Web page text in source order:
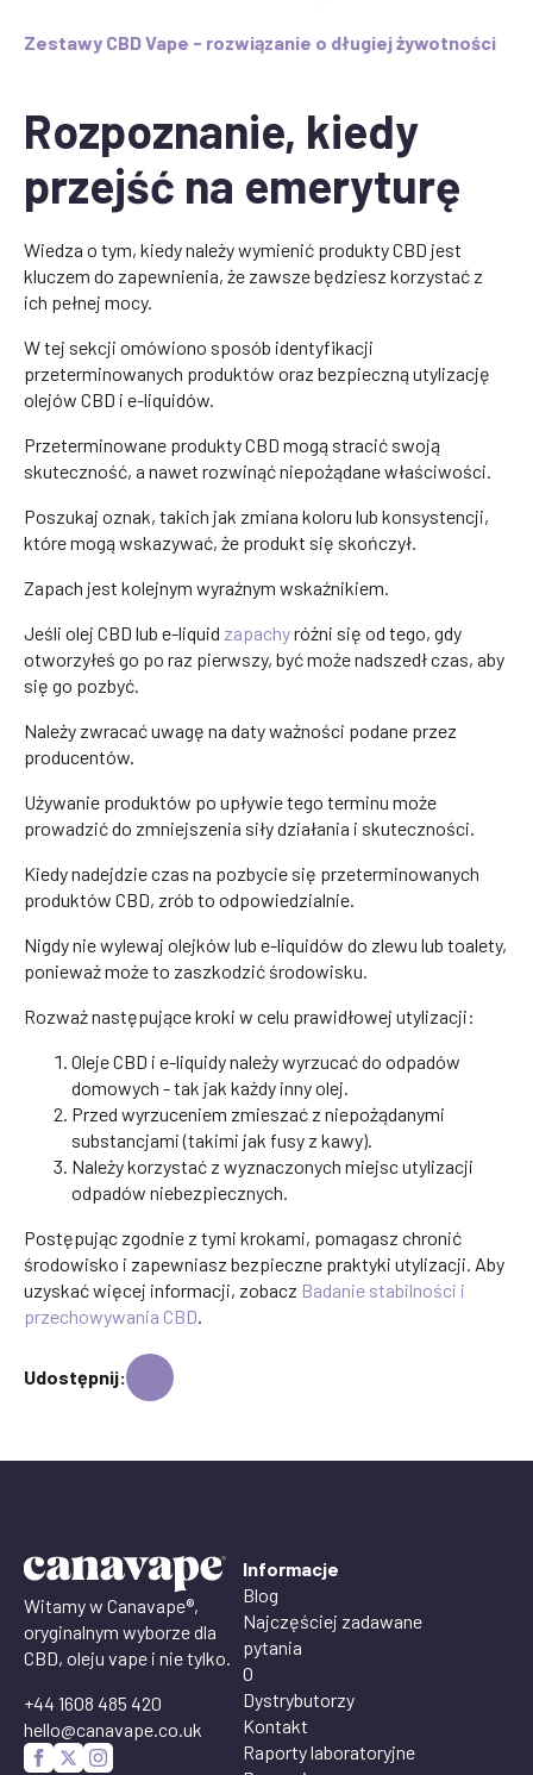
Zestawy CBD Vape - rozwiązanie o długiej żywotności
Rozpoznanie, kiedy
przejść na emeryturę
Wiedza o tym, kiedy należy wymienić produkty CBD jest
kluczem do zapewnienia, że zawsze będziesz korzystać z
ich pełnej mocy.
W tej sekcji omówiono sposób identyfikacji
przeterminowanych produktów oraz bezpieczną utylizację
olejów CBD i e-liquidów.
Przeterminowane produkty CBD mogą stracić swoją
skuteczność, a nawet rozwinąć niepożądane właściwości.
Poszukaj oznak, takich jak zmiana koloru lub konsystencji,
które mogą wskazywać, że produkt się skończył.
Zapach jest kolejnym wyraźnym wskaźnikiem.
Jeśli olej CBD lub e-liquid zapachyróżni się od tego, gdy
otworzyłeś go po raz pierwszy, być może nadszedł czas, aby
się go pozbyć.
Należy zwracać uwagę na daty ważności podane przez
producentów.
Używanie produktów po upływie tego terminu może
prowadzić do zmniejszenia siły działania i skuteczności.
Kiedy nadejdzie czas na pozbycie się przeterminowanych
produktów CBD, zrób to odpowiedzialnie.
Nigdy nie wylewaj olejków lub e-liquidów do zlewu lub toalety,
ponieważ może to zaszkodzić środowisku.
Rozważ następujące kroki w celu prawidłowej utylizacji:
Oleje CBD i e-liquidy należy wyrzucać do odpadów
domowych - tak jak każdy inny olej.
Przed wyrzuceniem zmieszać z niepożądanymi
substancjami (takimi jak fusy z kawy).
Należy korzystać z wyznaczonych miejsc utylizacji
odpadów niebezpiecznych.
Postępując zgodnie z tymi krokami, pomagasz chronić
środowisko i zapewniasz bezpieczne praktyki utylizacji. Aby
uzyskać więcej informacji, zobacz Badanie stabilności i
przechowywania CBD.
Udostępnij:
Witamy w Canavape®,
oryginalnym wyborze dla
CBD, oleju vape i nie tylko.
+44 1608 485 420
hello@canavape.co.uk
Informacje
Blog
Najczęściej zadawane
pytania
O
Dystrybutorzy
Kontakt
Raporty laboratoryjne